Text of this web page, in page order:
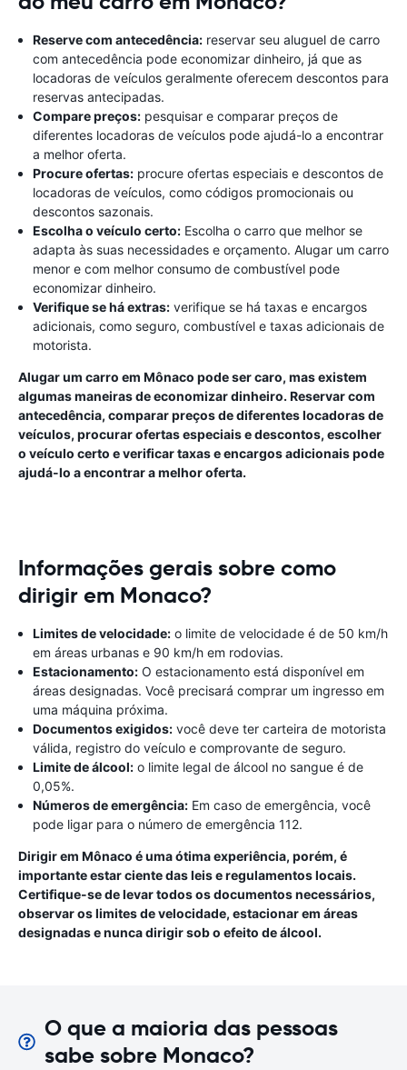
Reserve com antecedência: reservar seu aluguel de carro
com antecedência pode economizar dinheiro, já que as
locadoras de veículos geralmente oferecem descontos para
reservas antecipadas.
Compare preços: pesquisar e comparar preços de
diferentes locadoras de veículos pode ajudá-lo a encontrar
a melhor oferta.
Procure ofertas: procure ofertas especiais e descontos de
locadoras de veículos, como códigos promocionais ou
descontos sazonais.
Escolha o veículo certo: Escolha o carro que melhor se
adapta às suas necessidades e orçamento. Alugar um carro
menor e com melhor consumo de combustível pode
economizar dinheiro.
Verifique se há extras: verifique se há taxas e encargos
adicionais, como seguro, combustível e taxas adicionais de
motorista.
Alugar um carro em Mônaco pode ser caro, mas existem
algumas maneiras de economizar dinheiro. Reservar com
antecedência, comparar preços de diferentes locadoras de
veículos, procurar ofertas especiais e descontos, escolher
o veículo certo e verificar taxas e encargos adicionais pode
ajudá-lo a encontrar a melhor oferta.
Informações gerais sobre como
dirigir em Monaco?
Limites de velocidade: o limite de velocidade é de 50 km/h
em áreas urbanas e 90 km/h em rodovias.
Estacionamento: O estacionamento está disponível em
áreas designadas. Você precisará comprar um ingresso em
uma máquina próxima.
Documentos exigidos: você deve ter carteira de motorista
válida, registro do veículo e comprovante de seguro.
Limite de álcool: o limite legal de álcool no sangue é de
0,05%.
Números de emergência: Em caso de emergência, você
pode ligar para o número de emergência 112.
Dirigir em Mônaco é uma ótima experiência, porém, é
importante estar ciente das leis e regulamentos locais.
Certifique-se de levar todos os documentos necessários,
observar os limites de velocidade, estacionar em áreas
designadas e nunca dirigir sob o efeito de álcool.
O que a maioria das pessoas
sabe sobre Monaco?